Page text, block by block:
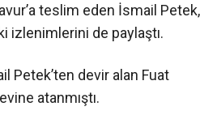
teslim eden İsmail Petek,
izlenimlerini de paylaştı.
Petek’ten devir alan Fuat
atanmıştı.